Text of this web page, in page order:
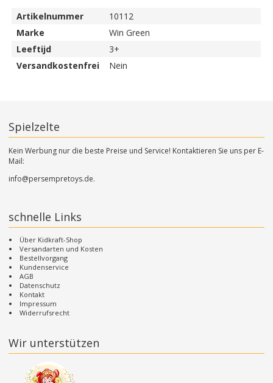
Artikelnummer
10112
Marke
Win Green
Leeftijd
3+
Versandkostenfrei
Nein
Spielzelte
Kein Werbung nur die beste Preise und Service! Kontaktieren Sie uns per E-
Mail:
info@persempretoys.de.
schnelle Links
Über Kidkraft-Shop
Versandarten und Kosten
Bestellvorgang
Kundenservice
AGB
Datenschutz
Kontakt
Impressum
Widerrufsrecht
Wir unterstützen